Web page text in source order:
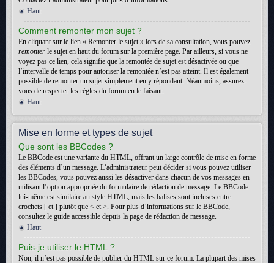
Haut
Comment remonter mon sujet ?
En cliquant sur le lien « Remonter le sujet » lors de sa consultation, vous pouvez
remonter le sujet en haut du forum sur la première page. Par ailleurs, si vous ne
voyez pas ce lien, cela signifie que la remontée de sujet est désactivée ou que
l’intervalle de temps pour autoriser la remontée n’est pas atteint. Il est également
possible de remonter un sujet simplement en y répondant. Néanmoins, assurez-
vous de respecter les règles du forum en le faisant.
Haut
Mise en forme et types de sujet
Que sont les BBCodes ?
Le BBCode est une variante du HTML, offrant un large contrôle de mise en forme
des éléments d’un message. L’administrateur peut décider si vous pouvez utiliser
les BBCodes, vous pouvez aussi les désactiver dans chacun de vos messages en
utilisant l’option appropriée du formulaire de rédaction de message. Le BBCode
lui-même est similaire au style HTML, mais les balises sont incluses entre
crochets [ et ] plutôt que < et >. Pour plus d’informations sur le BBCode,
consultez le guide accessible depuis la page de rédaction de message.
Haut
Puis-je utiliser le HTML ?
Non, il n’est pas possible de publier du HTML sur ce forum. La plupart des mises